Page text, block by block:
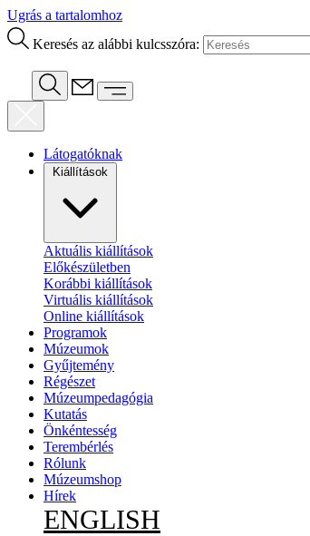
Ugrás a tartalomhoz
Keresés az alábbi kulcsszóra:
Látogatóknak
Kiállítások
Aktuális kiállítások
Előkészületben
Korábbi kiállítások
Virtuális kiállítások
Online kiállítások
Programok
Múzeumok
Gyűjtemény
Régészet
Múzeumpedagógia
Kutatás
Önkéntesség
Terembérlés
Rólunk
Múzeumshop
Hírek
ENGLISH